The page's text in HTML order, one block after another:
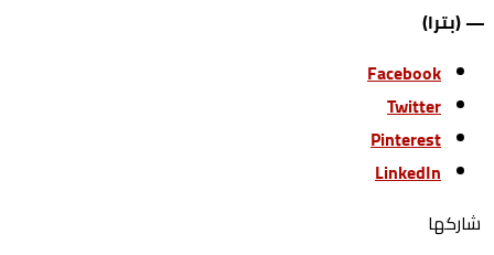
— (بترا)
Facebook
Twitter
Pinterest
LinkedIn
‫‫ شاركها‬